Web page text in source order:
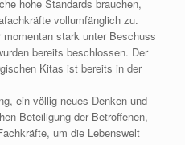
hohe Standards brauchen,
vollumfänglich zu.
stark unter Beschuss
bereits beschlossen. Der
Kitas ist bereits in der
ein völlig neues Denken und
Beteiligung der Betroffenen,
um die Lebenswelt